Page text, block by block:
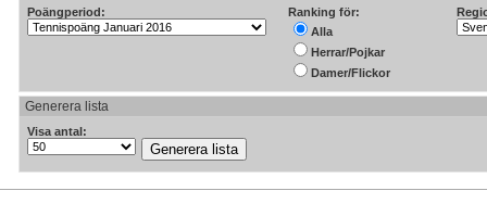
Poängperiod:
Ranking för:
Alla
Herrar/Pojkar
Damer/Flickor
Generera lista
Visa antal: